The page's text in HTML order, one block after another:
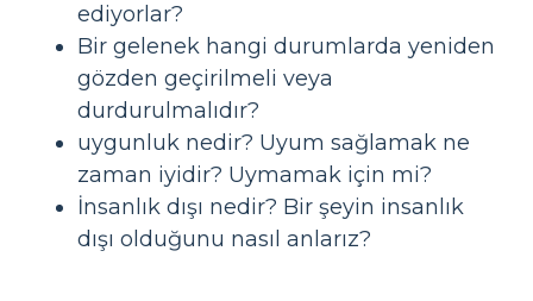
ediyorlar?
Bir gelenek hangi durumlarda yeniden
gözden geçirilmeli veya
durdurulmalıdır?
uygunluk nedir? Uyum sağlamak ne
zaman iyidir? Uymamak için mi?
İnsanlık dışı nedir? Bir şeyin insanlık
dışı olduğunu nasıl anlarız?